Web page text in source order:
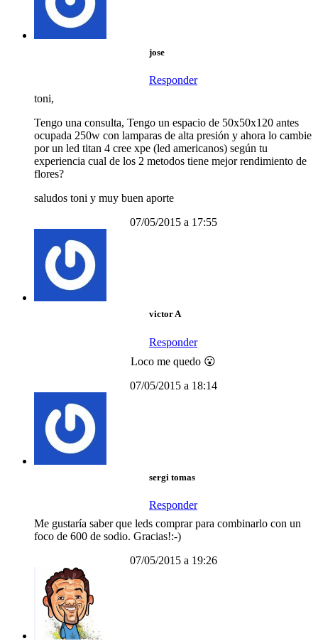
jose
Responder
toni,
Tengo una consulta, Tengo un espacio de 50x50x120 antes
ocupada 250w con lamparas de alta presión y ahora lo cambie
por un led titan 4 cree xpe (led americanos) según tu
experiencia cual de los 2 metodos tiene mejor rendimiento de
flores?
saludos toni y muy buen aporte
07/05/2015 a 17:55
victor A
Responder
Loco me quedo 😮
07/05/2015 a 18:14
sergi tomas
Responder
Me gustaría saber que leds comprar para combinarlo con un
foco de 600 de sodio. Gracias!:-)
07/05/2015 a 19:26